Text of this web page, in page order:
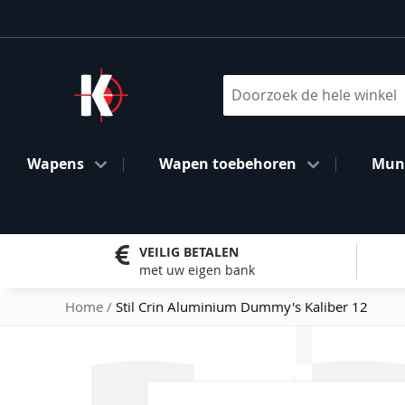
naar
inhoud
Wapens Wapen toebehoren
VEILIG BETALEN
met uw eigen bank
Home Stil Crin Aluminium Dummy's Kaliber 12